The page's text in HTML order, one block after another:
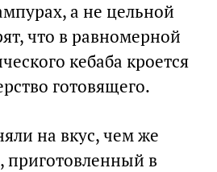
а не цельной
что в равномерной
кебаба кроется
готовящего.
на вкус, чем же
приготовленный в